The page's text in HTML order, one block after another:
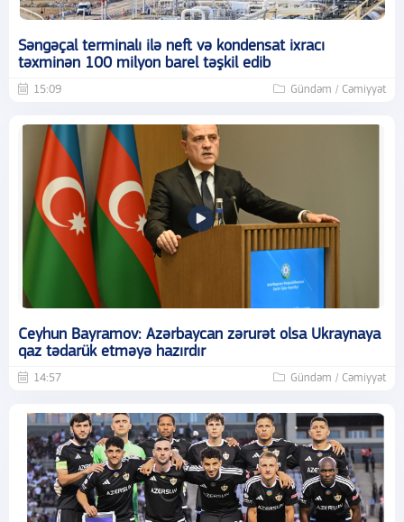
Səngəçal terminalı ilə neft və kondensat ixracı
təxminən 100 milyon barel təşkil edib
15:09 Gündəm / Cəmiyyət
Ceyhun Bayramov: Azərbaycan zərurət olsa Ukraynaya
qaz tədarük etməyə hazırdır
14:57 Gündəm / Cəmiyyət